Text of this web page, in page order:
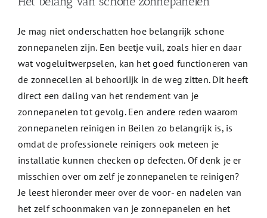
Je mag niet onderschatten hoe belangrijk schone
zonnepanelen zijn. Een beetje vuil, zoals hier en daar
wat vogeluitwerpselen, kan het goed functioneren van
de zonnecellen al behoorlijk in de weg zitten. Dit heeft
direct een daling van het rendement van je
zonnepanelen tot gevolg. Een andere reden waarom
zonnepanelen reinigen in Beilen zo belangrijk is, is
omdat de professionele reinigers ook meteen je
installatie kunnen checken op defecten. Of denk je er
misschien over om zelf je zonnepanelen te reinigen?
Je leest hieronder meer over de voor- en nadelen van
het zelf schoonmaken van je zonnepanelen en het